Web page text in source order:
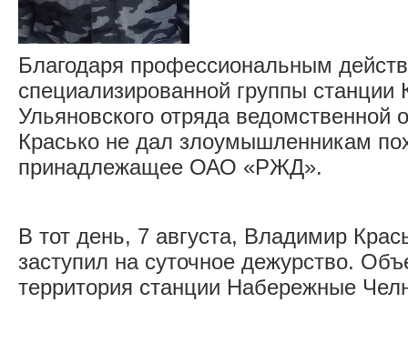
Благодаря профессиональным
специализированной группы станции
Ульяновского отряда
Красько не дал злоумышленникам
принадлежащее ОАО «РЖД».
В тот день, 7 августа, Владимир
заступил на суточное дежурство.
территория станции Набережные